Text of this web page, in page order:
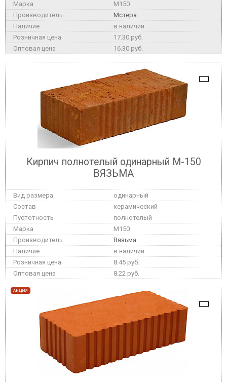
M150
Мстера
в наличии
17.30 руб.
16.30 руб.
Кирпич полнотелый одинарный М-150
ВЯЗЬМА
одинарный
керамический
полнотелый
M150
Вязьма
в наличии
8.45 руб.
8.22 руб.
АКЦИЯ